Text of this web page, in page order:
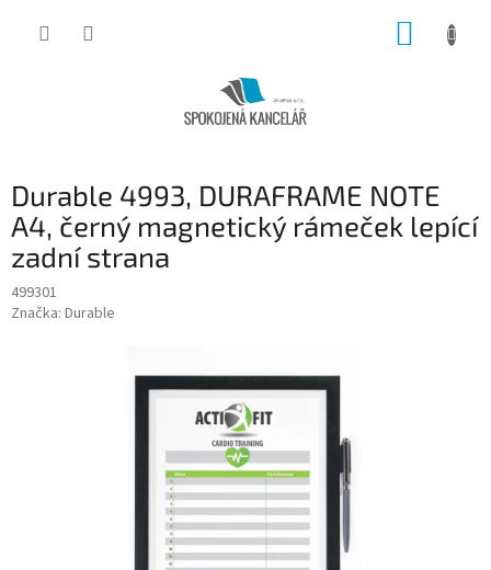
Durable 4993, DURAFRAME NOTE
A4, černý magnetický rámeček lepící
zadní strana
499301
Značka: Durable